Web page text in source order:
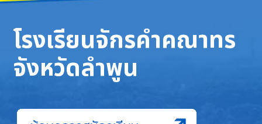
โรงเรียนจักรคำคณาทร
จังหวัดลำพูน